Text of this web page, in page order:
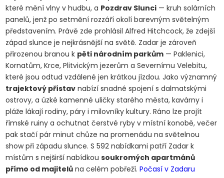
které mění vlny v hudbu, a Pozdrav Slunci— kruh solárních
panelů, jenž po setmění rozzáří okolí barevným světelným
představením. Právě zde prohlásil Alfred Hitchcock, že zdejší
západ slunce je nejkrásnější na světě. Zadar je zároveň
přirozenou branou k pěti národním parkům— Paklenici,
Kornatům, Krce, Plitvickým jezerům a Severnímu Velebitu,
které jsou odtud vzdálené jen krátkou jízdou. Jako významný
trajektový přístavnabízí snadné spojení s dalmatskými
ostrovy, a úzké kamenné uličky starého města, kavárny i
pláže lákají rodiny, páry i milovníky kultury. Ráno lze projít
římské ruiny a ochutnat čerstvé ryby v místní konobě, večer
pak stačí pár minut chůze na promenádu na světelnou
show při západu slunce. S 592 nabídkami patří Zadar k
místům s nejširší nabídkou soukromých apartmánů
přímo od majitelůna celém pobřeží. Počasí v Zadaru